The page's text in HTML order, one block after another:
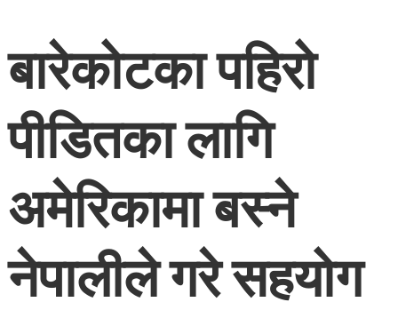
बारेकोटका पहिरो
पीडितका लागि
अमेरिकामा बस्ने
नेपालीले गरे सहयोग